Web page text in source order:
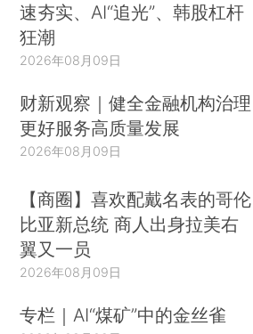
速夯实、AI“追光”、韩股杠杆
狂潮
2026年08月09日
财新观察｜健全金融机构治理
更好服务高质量发展
2026年08月09日
【商圈】喜欢配戴名表的哥伦
比亚新总统 商人出身拉美右
翼又一员
2026年08月09日
专栏｜AI“煤矿”中的金丝雀